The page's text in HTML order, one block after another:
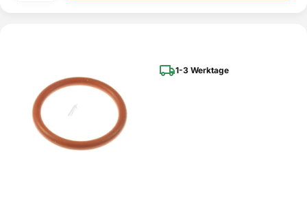
1-3 Werktage